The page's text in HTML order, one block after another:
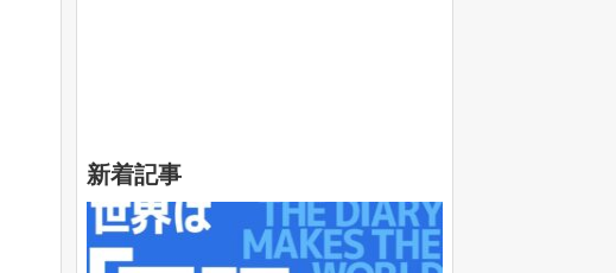
新着記事